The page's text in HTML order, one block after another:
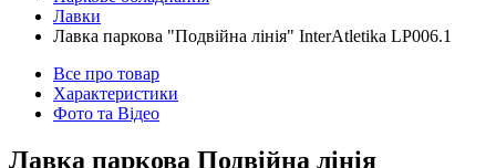
Лавки
Лавка паркова "Подвійна лінія" InterAtletika LP006.1
Все про товар
Характеристики
Фото та Відео
Лавка паркова Подвійна лінія